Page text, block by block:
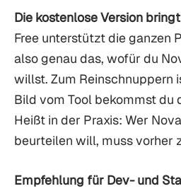
Die kostenlose Version
Free unterstützt die ganzen
also genau das, wofür du
willst. Zum Reinschnuppern
Bild vom Tool bekommst du
Heißt in der Praxis: Wer
beurteilen will, muss vorher
Empfehlung für Dev- und